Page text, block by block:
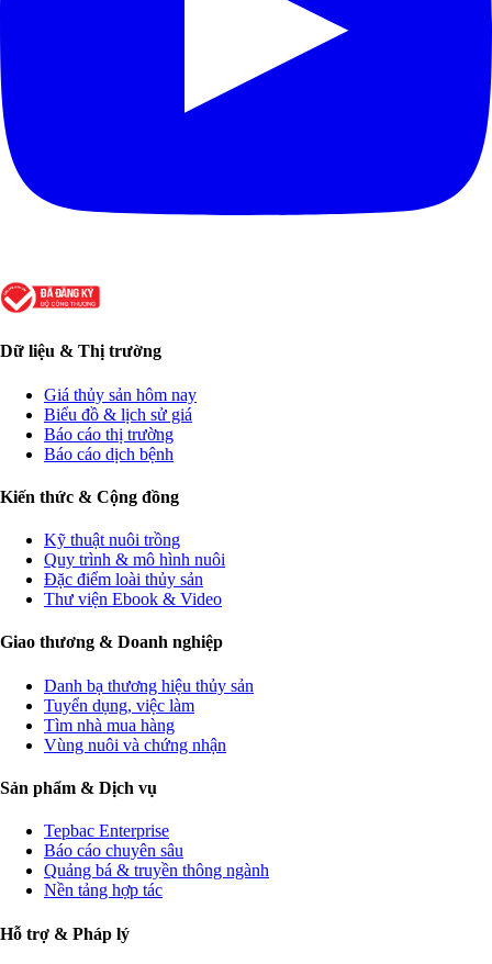
Dữ liệu & Thị trường
Giá thủy sản hôm nay
Biểu đồ & lịch sử giá
Báo cáo thị trường
Báo cáo dịch bệnh
Kiến thức & Cộng đồng
Kỹ thuật nuôi trồng
Quy trình & mô hình nuôi
Đặc điểm loài thủy sản
Thư viện Ebook & Video
Giao thương & Doanh nghiệp
Danh bạ thương hiệu thủy sản
Tuyển dụng, việc làm
Tìm nhà mua hàng
Vùng nuôi và chứng nhận
Sản phẩm & Dịch vụ
Tepbac Enterprise
Báo cáo chuyên sâu
Quảng bá & truyền thông ngành
Nền tảng hợp tác
Hỗ trợ & Pháp lý